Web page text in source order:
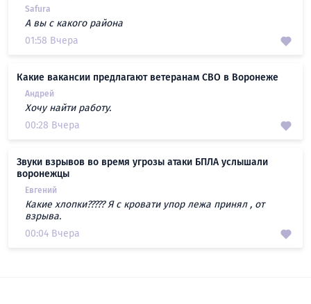
Safura
А вы с какого района
01:58 Вчера
Какие вакансии предлагают ветеранам СВО в Воронеже
Андрей
Хочу найти работу.
00:28 Вчера
Звуки взрывов во время угрозы атаки БПЛА услышали
воронежцы
Евгений
Какие хлопки????? Я с кровати упор лежа принял , от
взрыва.
00:04 Вчера